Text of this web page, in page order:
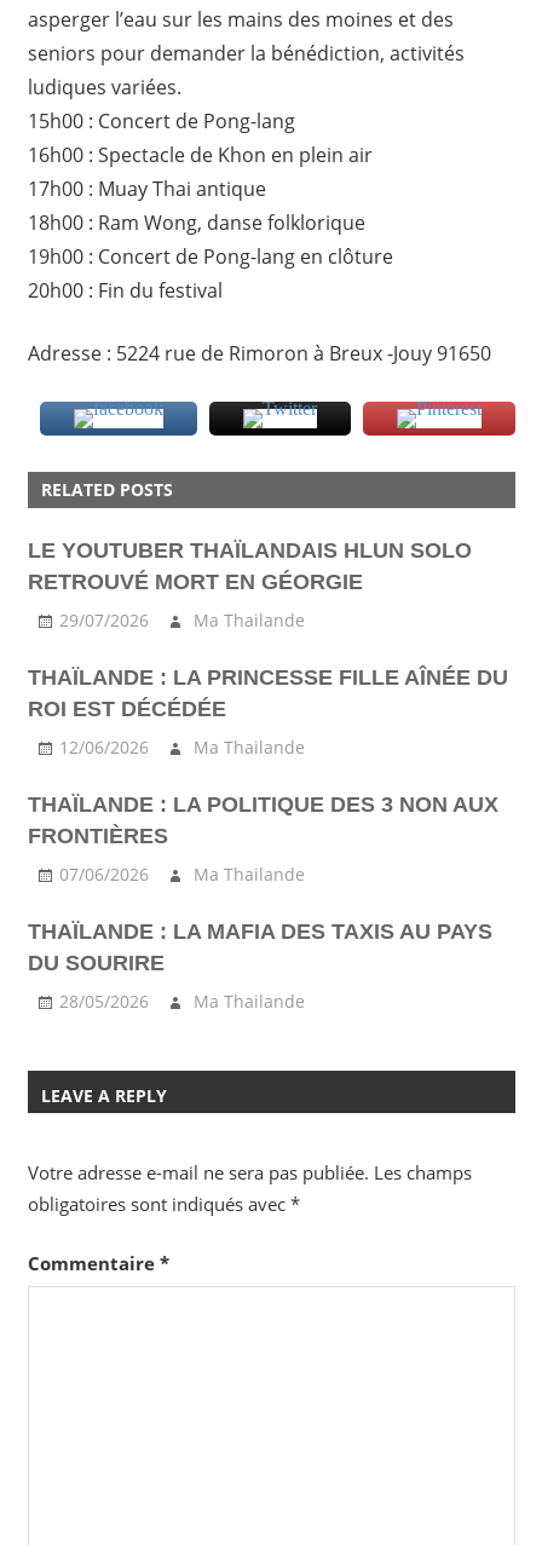
asperger l’eau sur les mains des moines et des
seniors pour demander la bénédiction, activités
ludiques variées.
15h00 : Concert de Pong-lang
16h00 : Spectacle de Khon en plein air
17h00 : Muay Thai antique
18h00 : Ram Wong, danse folklorique
19h00 : Concert de Pong-lang en clôture
20h00 : Fin du festival
Adresse : 5224 rue de Rimoron à Breux -Jouy 91650
WAT
RELATED POSTS
LE YOUTUBER THAÏLANDAIS HLUN SOLO
RETROUVÉ MORT EN GÉORGIE
29/07/2026 Ma Thailande
THAÏLANDE : LA PRINCESSE FILLE AÎNÉE DU
ROI EST DÉCÉDÉE
12/06/2026 Ma Thailande
THAÏLANDE : LA POLITIQUE DES 3 NON AUX
FRONTIÈRES
07/06/2026 Ma Thailande
THAÏLANDE : LA MAFIA DES TAXIS AU PAYS
DU SOURIRE
28/05/2026 Ma Thailande
LEAVE A REPLY
Votre adresse e-mail ne sera pas publiée. Les champs
obligatoires sont indiqués avec *
Commentaire *